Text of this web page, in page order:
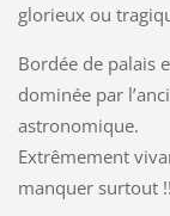
glorieux ou
Bordée de palais
dominée par
astronomique.
Extrêmement
manquer surtout